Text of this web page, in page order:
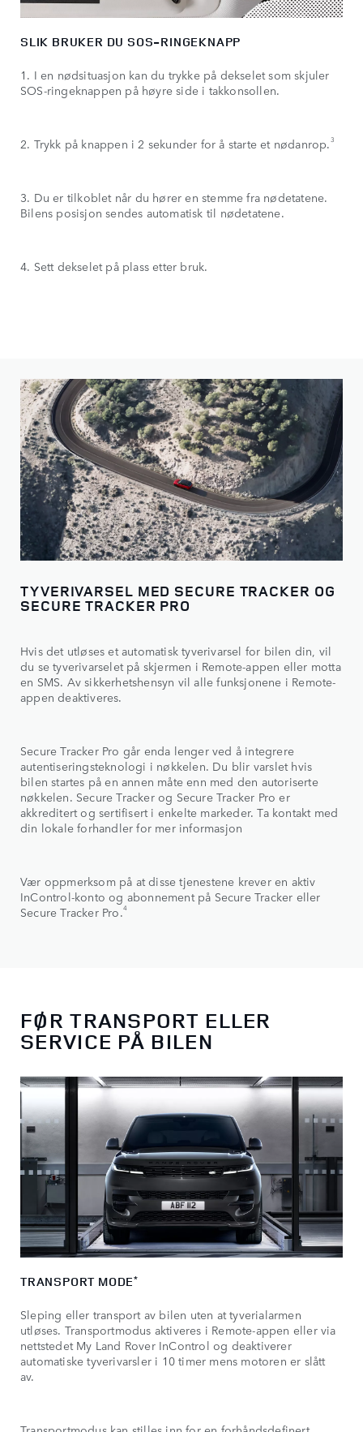
SLIK BRUKER DU SOS-RINGEKNAPP
1. I en nødsituasjon kan du trykke på dekselet som skjuler
SOS-ringeknappen på høyre side i takkonsollen.
2. Trykk på knappen i 2 sekunder for å starte et nødanrop. 3
3. Du er tilkoblet når du hører en stemme fra nødetatene.
Bilens posisjon sendes automatisk til nødetatene.
4. Sett dekselet på plass etter bruk.
TYVERIVARSEL MED SECURE TRACKER OG
SECURE TRACKER PRO
Hvis det utløses et automatisk tyverivarsel for bilen din, vil
du se tyverivarselet på skjermen i Remote-appen eller motta
en SMS. Av sikkerhetshensyn vil alle funksjonene i Remote-
appen deaktiveres.
Secure Tracker Pro går enda lenger ved å integrere
autentiseringsteknologi i nøkkelen. Du blir varslet hvis
bilen startes på en annen måte enn med den autoriserte
nøkkelen. Secure Tracker og Secure Tracker Pro er
akkreditert og sertifisert i enkelte markeder. Ta kontakt med
din lokale forhandler for mer informasjon
Vær oppmerksom på at disse tjenestene krever en aktiv
InControl-konto og abonnement på Secure Tracker eller
Secure Tracker Pro.4
FØR TRANSPORT ELLER
SERVICE PÅ BILEN
TRANSPORT MODE*
Sleping eller transport av bilen uten at tyverialarmen
utløses. Transportmodus aktiveres i Remote-appen eller via
nettstedet My Land Rover InControl og deaktiverer
automatiske tyverivarsler i 10 timer mens motoren er slått
av.